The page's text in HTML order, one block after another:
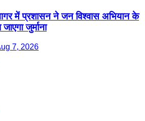
में प्रशासन ने जन विश्वास अभियान के
जुर्माना
7, 2026